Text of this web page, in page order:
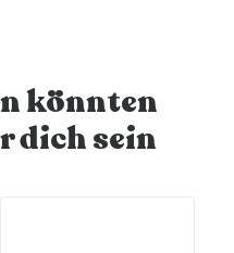
könnten
dich sein